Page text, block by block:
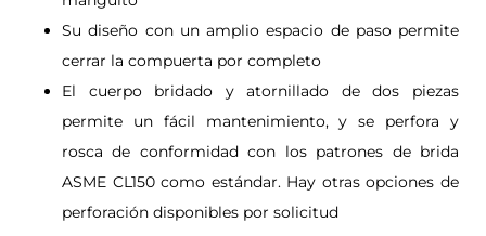
Su diseño con un amplio espacio de paso permite
cerrar la compuerta por completo
El cuerpo bridado y atornillado de dos piezas
permite un fácil mantenimiento, y se perfora y
rosca de conformidad con los patrones de brida
ASME CL150 como estándar. Hay otras opciones de
perforación disponibles por solicitud